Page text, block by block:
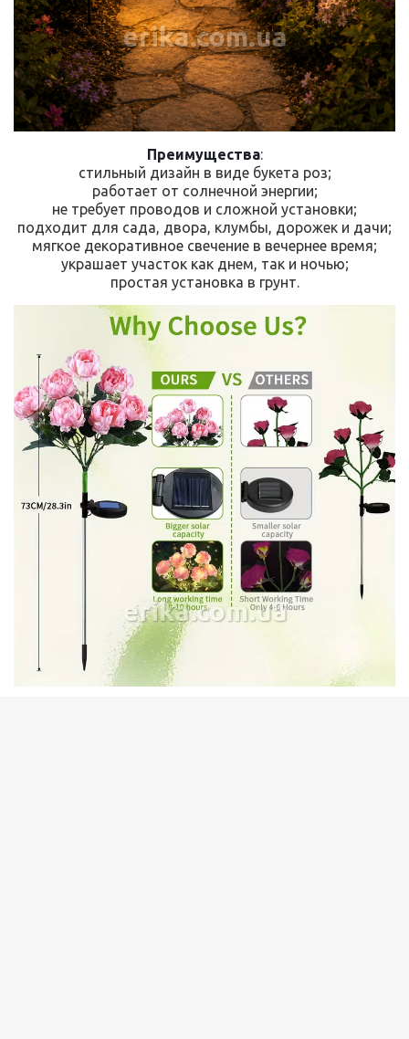
erika.com.ua
Преимущества:
стильный дизайн в виде букета роз;
работает от солнечной энергии;
не требует проводов и сложной установки;
подходит для сада, двора, клумбы, дорожек и дачи;
мягкое декоративное свечение в вечернее время;
украшает участок как днем, так и ночью;
простая установка в грунт.
erika.com.ua